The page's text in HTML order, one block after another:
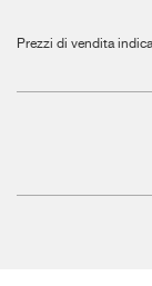
Prezzi di vendita